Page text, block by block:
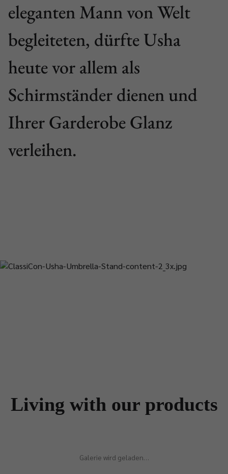
eleganten Mann von Welt
begleiteten, dürfte Usha
heute vor allem als
Schirmständer dienen und
Ihrer Garderobe Glanz
verleihen.
Living with our products
Galerie wird geladen…